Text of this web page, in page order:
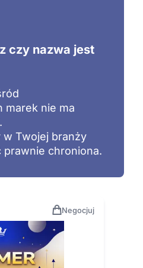
czy nazwa jest
marek nie ma
w Twojej branży
prawnie chroniona.
Negocjuj